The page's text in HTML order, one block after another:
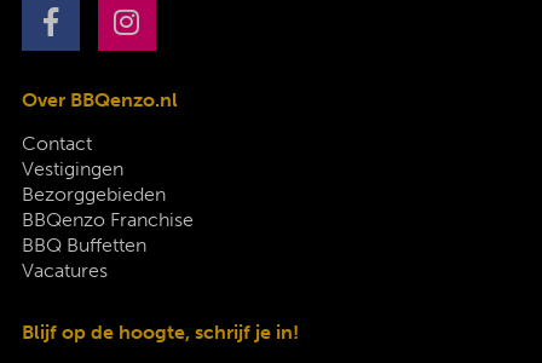
Over BBQenzo.nl
Contact
Vestigingen
Bezorggebieden
BBQenzo Franchise
BBQ Buffetten
Vacatures
Blijf op de hoogte, schrijf je in!